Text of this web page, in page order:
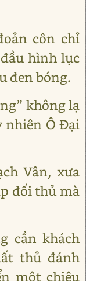
côn chỉ
hình lục
đen bóng.
không lạ
nhiên Ô Đại
Vân, xưa
đối thủ mà
cần khách
thủ đánh
một chiêu